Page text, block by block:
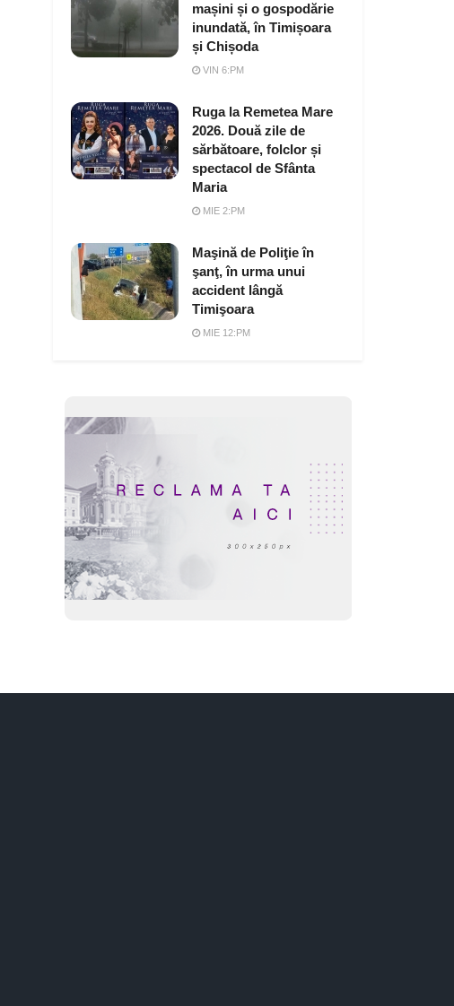
mașini și o gospodărie
inundată, în Timișoara
și Chișoda
VIN 6:PM
Ruga la Remetea Mare
2026. Două zile de
sărbătoare, folclor și
spectacol de Sfânta
Maria
MIE 2:PM
Maşină de Poliţie în
şanţ, în urma unui
accident lângă
Timişoara
MIE 12:PM